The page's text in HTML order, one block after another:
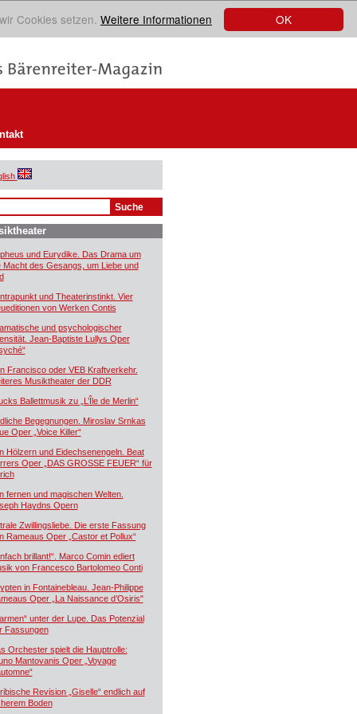
OK
Cookies setzen. Weitere Informationen
und Eurydike. Das Drama um
Macht des Gesangs, um Liebe und
und Theaterinstinkt. Vier
von Werken Contis
und psychologischer
Jean-Baptiste Lullys Oper
Francisco oder VEB Kraftverkehr.
Musiktheater der DDR
Ballettmusik zu „L’Île de Merlin“
Begegnungen. Miroslav Srnkas
Oper „Voice Killer“
Hölzern und Eidechsenengeln. Beat
Oper „DAS GROSSE FEUER“ für
fernen und magischen Welten.
Haydns Opern
Zwillingsliebe. Die erste Fassung
Rameaus Oper „Castor et Pollux“
brillant!“. Marco Comin ediert
von Francesco Bartolomeo Conti
in Fontainebleau. Jean-Philippe
Oper „La Naissance d’Osiris"
unter der Lupe. Das Potenzial
Fassungen
Orchester spielt die Hauptrolle:
Mantovanis Oper „Voyage
Revision „Giselle“ endlich auf
Boden